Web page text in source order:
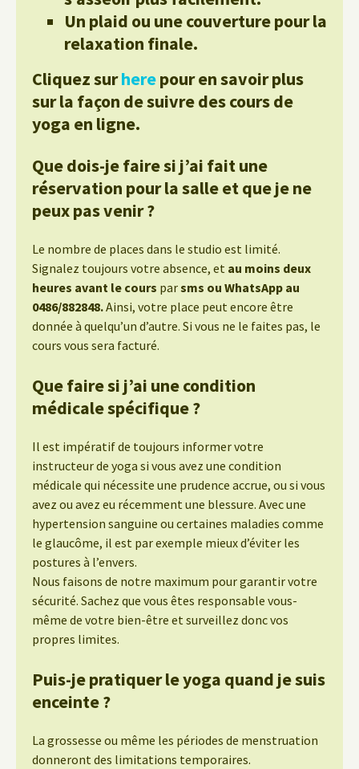
Un plaid ou une couverture pour la
relaxation finale.
Cliquez surherepour en savoir plus
sur la façon de suivre des cours de
yoga en ligne.
Que dois-je faire si j’ai fait une
réservation pour la salle et que je ne
peux pas venir ?
Le nombre de places dans le studio est limité.
Signalez toujours votre absence, et au moins deux
heures avant le cours parsms ou WhatsApp au
0486/882848.Ainsi, votre place peut encore être
donnée à quelqu’un d’autre. Si vous ne le faites pas, le
cours vous sera facturé.
Que faire si j’ai une condition
médicale spécifique ?
Il est impératif de toujours informer votre
instructeur de yoga si vous avez une condition
médicale qui nécessite une prudence accrue, ou si vous
avez ou avez eu récemment une blessure. Avec une
hypertension sanguine ou certaines maladies comme
le glaucôme, il est par exemple mieux d’éviter les
postures à l’envers.
Nous faisons de notre maximum pour garantir votre
sécurité. Sachez que vous êtes responsable vous-
même de votre bien-être et surveillez donc vos
propres limites.
Puis-je pratiquer le yoga quand je suis
enceinte ?
La grossesse ou même les périodes de menstruation
donneront des limitations temporaires.